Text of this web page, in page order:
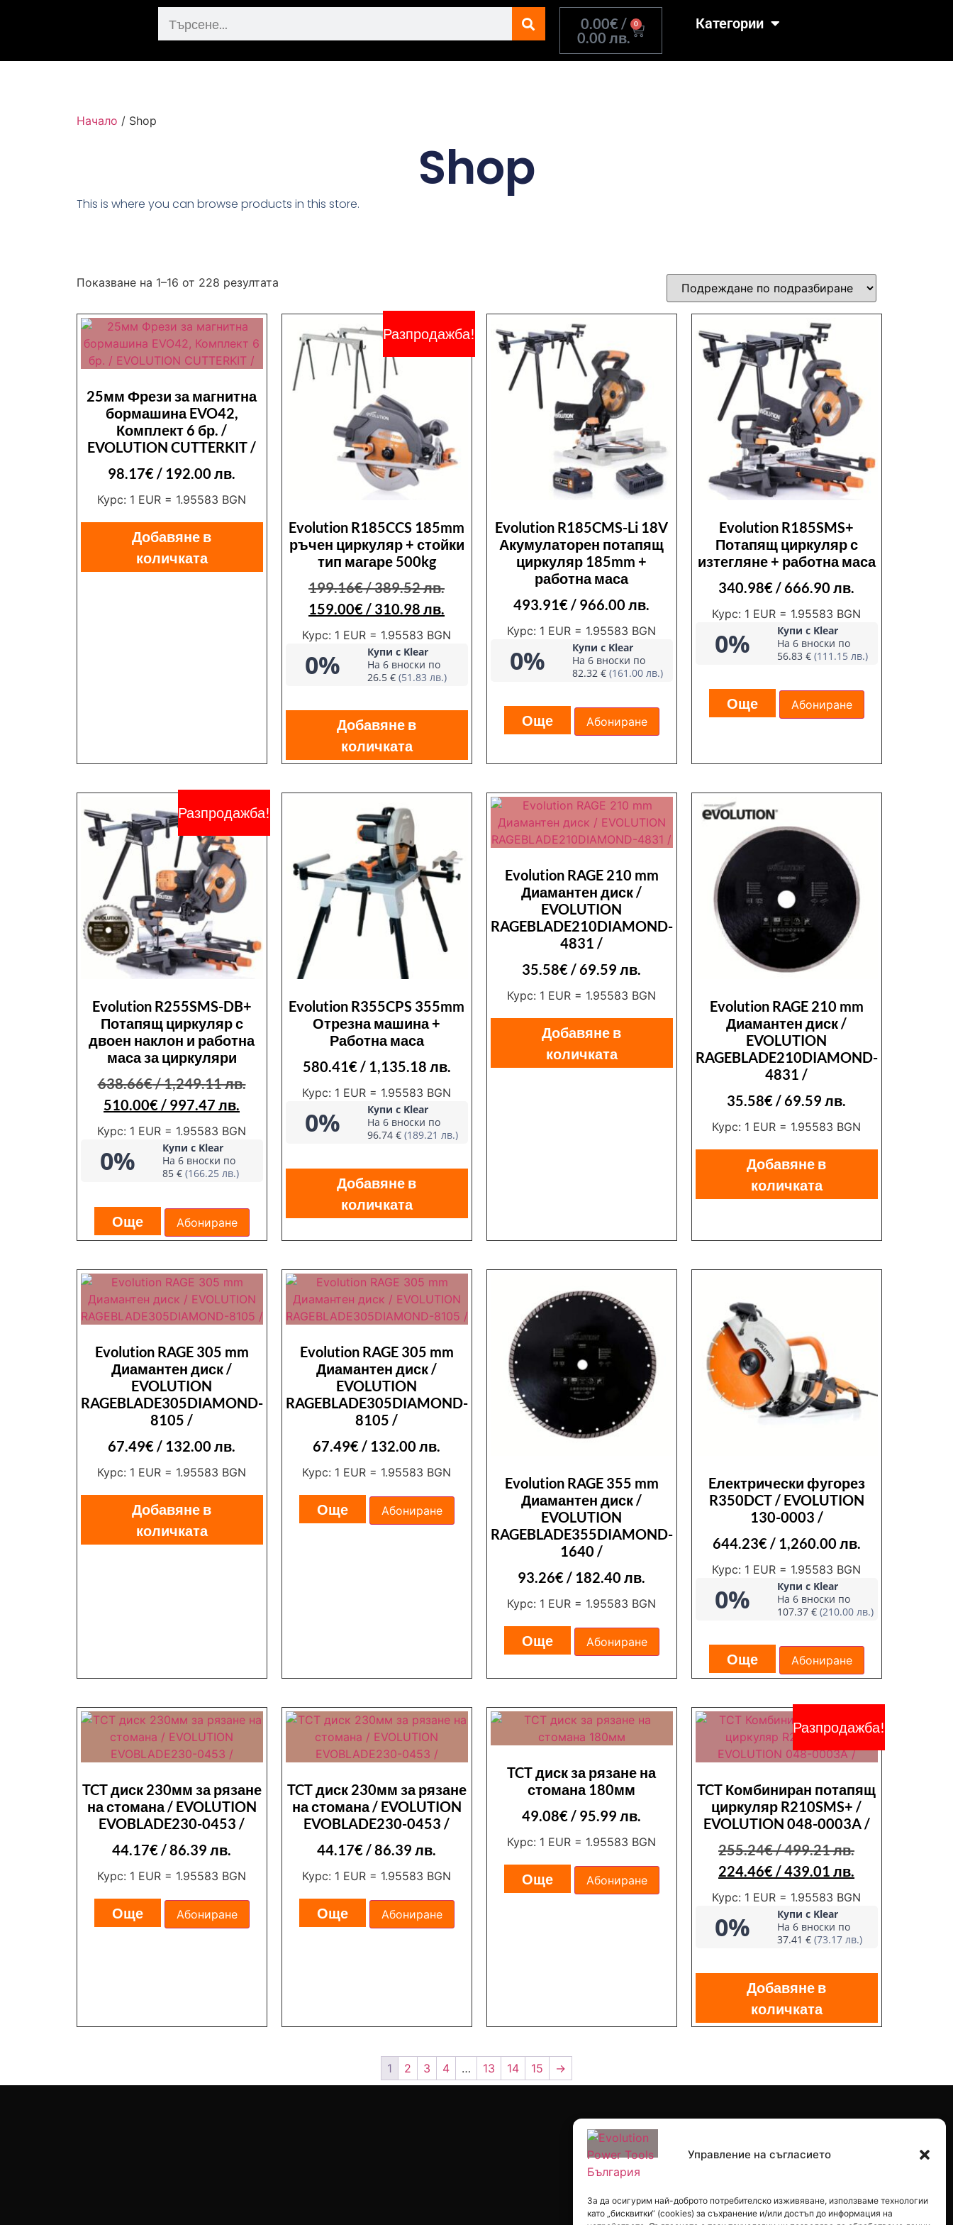
Управление на съгласието
За да осигурим най-доброто потребителско изживяване, използваме технологии
като „бисквитки“ (cookies) за съхранение и/или достъп до информация на
0.00€ /
0.00 лв.
0 Категории
Начало / Shop
Shop
This is where you can browse products in this store.
Показване на 1–16 от 228 резултата
25мм Фрези за магнитна
бормашина EVO42,
Комплект 6 бр. /
EVOLUTION CUTTERKIT /
98.17€/ 192.00 лв.
Курс: 1 EUR = 1.95583 BGN
Добавяне в
количката
Разпродажба!
Evolution R185CCS 185mm
ръчен циркуляр + стойки
тип магаре 500kg
199.16€/ 389.52 лв.
159.00€/ 310.98 лв.
Курс: 1 EUR = 1.95583 BGN
0%
Купи с Klear
На 6 вноски по
26.5 € (51.83 лв.)
Добавяне в
количката
Evolution R185CMS-Li 18V
Акумулаторен потапящ
циркуляр 185mm +
работна маса
493.91€/ 966.00 лв.
Курс: 1 EUR = 1.95583 BGN
0%
Купи с Klear
На 6 вноски по
82.32 € (161.00 лв.)
Още Абониране
Evolution R185SMS+
Потапящ циркуляр с
изтегляне + работна маса
340.98€/ 666.90 лв.
Курс: 1 EUR = 1.95583 BGN
0%
Купи с Klear
На 6 вноски по
56.83 € (111.15 лв.)
Още Абониране
Разпродажба!
Evolution R255SMS-DB+
Потапящ циркуляр с
двоен наклон и работна
маса за циркуляри
638.66€/ 1,249.11 лв.
510.00€/ 997.47 лв.
Курс: 1 EUR = 1.95583 BGN
0%
Купи с Klear
На 6 вноски по
85 € (166.25 лв.)
Още Абониране
Evolution R355CPS 355mm
Отрезна машина +
Работна маса
580.41€/ 1,135.18 лв.
Курс: 1 EUR = 1.95583 BGN
0%
Купи с Klear
На 6 вноски по
96.74 € (189.21 лв.)
Добавяне в
количката
Evolution RAGE 210 mm
Диамантен диск /
EVOLUTION
RAGEBLADE210DIAMOND-
4831 /
35.58€/ 69.59 лв.
Курс: 1 EUR = 1.95583 BGN
Добавяне в
количката
Evolution RAGE 210 mm
Диамантен диск /
EVOLUTION
RAGEBLADE210DIAMOND-
4831 /
35.58€/ 69.59 лв.
Курс: 1 EUR = 1.95583 BGN
Добавяне в
количката
Evolution RAGE 305 mm
Диамантен диск /
EVOLUTION
RAGEBLADE305DIAMOND-
8105 /
67.49€ / 132.00 лв.
Курс: 1 EUR = 1.95583 BGN
Добавяне в
количката
Evolution RAGE 305 mm
Диамантен диск /
EVOLUTION
RAGEBLADE305DIAMOND-
8105 /
67.49€ / 132.00 лв.
Курс: 1 EUR = 1.95583 BGN
Още Абониране
Evolution RAGE 355 mm
Диамантен диск /
EVOLUTION
RAGEBLADE355DIAMOND-
1640 /
93.26€ / 182.40 лв.
Курс: 1 EUR = 1.95583 BGN
Още Абониране
Eлектрически фугорез
R350DCT / EVOLUTION
130-0003 /
644.23€/ 1,260.00 лв.
Курс: 1 EUR = 1.95583 BGN
0%
Купи с Klear
На 6 вноски по
107.37 € (210.00 лв.)
Още Абониране
TCT диск 230мм за рязане
на стомана / EVOLUTION
EVOBLADE230-0453 /
44.17€/ 86.39 лв.
Курс: 1 EUR = 1.95583 BGN
Още Абониране
TCT диск 230мм за рязане
на стомана / EVOLUTION
EVOBLADE230-0453 /
44.17€/ 86.39 лв.
Курс: 1 EUR = 1.95583 BGN
Още Абониране
TCT диск за рязане на
стомана 180мм
49.08€/ 95.99 лв.
Курс: 1 EUR = 1.95583 BGN
Още Абониране
Разпродажба!
TCT Комбиниран потапящ
циркуляр R210SMS+ /
EVOLUTION 048-0003A /
255.24€/ 499.21 лв.
224.46€/ 439.01 лв.
Курс: 1 EUR = 1.95583 BGN
0%
Купи с Klear
На 6 вноски по
37.41 € (73.17 лв.)
Добавяне в
количката
1 2 3 4 … 13 14 15 →